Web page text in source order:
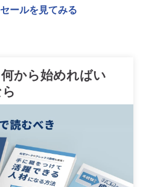
ールを見てみる
から始めればい